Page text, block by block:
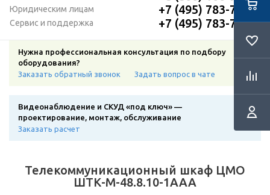
Юридическим лицам +7 (495) 783-72-87
Сервис и поддержка +7 (495) 783-72-87
Нужна профессиональная консультация по подбору
оборудования?
Заказать обратный звонок
Задать вопрос в чате
Видеонаблюдение и СКУД «под ключ» —
проектирование, монтаж, обслуживание
Заказать расчет
Телекоммуникационный шкаф ЦМО
ШТК-М-48.8.10-1ААА